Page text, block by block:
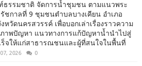
รรมชาติ จัดการน้ำชุมชน ตามแนวพระ
ชกาลที่ 9 ชุมชนตำบลบางเคียน อำเภอ
หวัดนครสวรรค์ เพื่อบอกเล่าเรื่องราวความ
าพปัญหา แนวทางการแก้ปัญหาน้ำนำไปสู่
ร็จให้แก่สาธารณชนและผู้ที่สนใจในพื้นที่
2026 0